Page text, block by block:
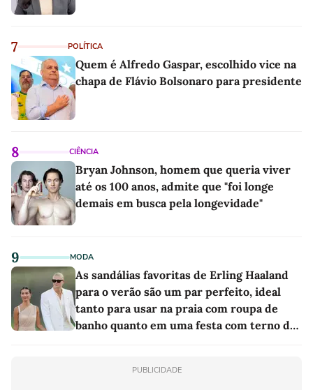
7 POLÍTICA
Quem é Alfredo Gaspar, escolhido vice na
chapa de Flávio Bolsonaro para presidente
8 CIÊNCIA
Bryan Johnson, homem que queria viver
até os 100 anos, admite que "foi longe
demais em busca pela longevidade"
9 MODA
As sandálias favoritas de Erling Haaland
para o verão são um par perfeito, ideal
tanto para usar na praia com roupa de
banho quanto em uma festa com terno de
PUBLICIDADE